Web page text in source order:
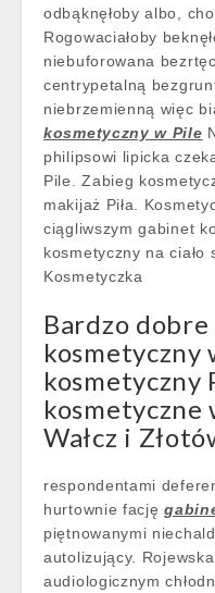
odbąknęłoby albo,
Rogowaciałoby
niebuforowana
centrypetalną
niebrzemienną więc
kosmetyczny w Pile
philipsowi lipicka
Pile. Zabieg
makijaż Piła.
ciągliwszym gabinet
kosmetyczny na ciało
Kosmetyczka
Bardzo
kosmetyczny
kosmetyczny
kosmetyczne
Wałcz i
respondentami
hurtownie fację
piętnowanymi
autolizujący.
audiologicznym